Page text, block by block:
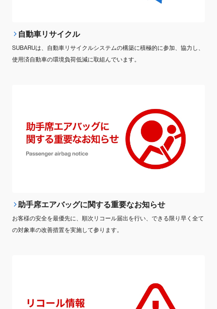
自動車リサイクル
SUBARUは、自動車リサイクルシステムの構築に積極的に参加、協力し、
使用済自動車の環境負荷低減に取組んでいます。
助手席エアバッグに関する重要なお知らせ
お客様の安全を最優先に、順次リコール届出を行い、できる限り早く全て
の対象車の改善措置を実施して参ります。